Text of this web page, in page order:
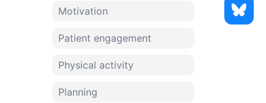
Motivation
Patient engagement
Physical activity
Planning